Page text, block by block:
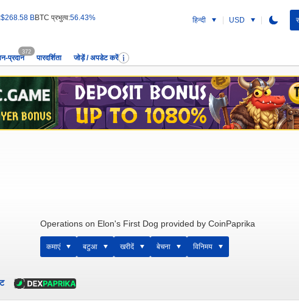
$268.58 BBTC प्रभुत्व:56.43% हिन्दी USD
प्रदान
372
पारदर्शिता जोड़ें / अपडेट करें
Operations on Elon's First Dog provided by CoinPaprika
कमाएं बटुआ खरीदें बेचना विनिमय